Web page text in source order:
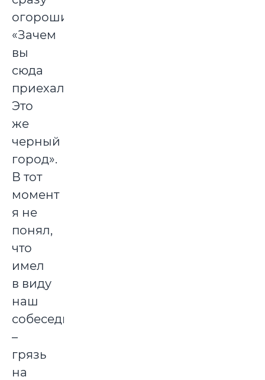
огорошил:
«Зачем
вы
сюда
приехали?
Это
же
черный
город».
В тот
момент
я не
понял,
что
имел
в виду
наш
собеседник
–
грязь
на